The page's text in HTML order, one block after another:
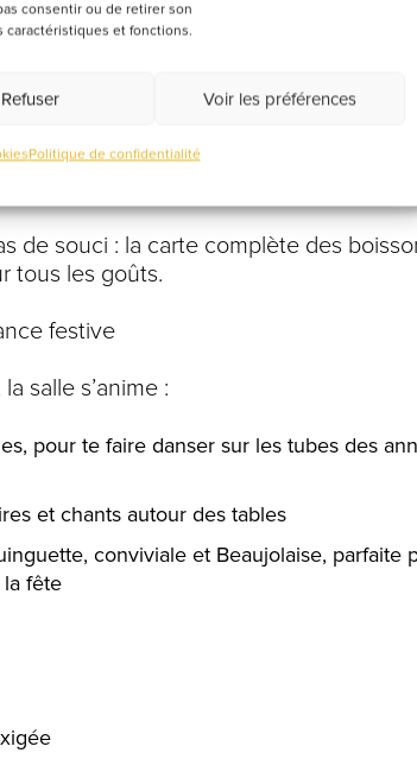
consentir ou de retirer son
et fonctions.
Refuser Voir les préférences
Politique de confidentialité
et monte crescendo jusqu’à la
& Happy Hours
nos planches à partager et plats
de souci : la carte complète des
tous les goûts.
festive
salle s’anime :
pour te faire danser sur les tubes des
et chants autour des tables
conviviale et Beaujolaise, parfaite
fête